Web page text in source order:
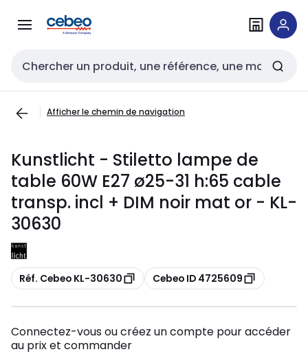
navigationau
Entrée de recherche
Afficher le chemin de navigation
Kunstlicht - Stiletto lampe de
table 60W E27 ø25-31 h:65 cable
transp. incl + DIM noir mat or - KL-
30630
Copier
Réf. Cebeo KL-30630 Copier
Cebeo ID 4725609
Connectez-vous ou créez un compte pour accéder
au prix et commander